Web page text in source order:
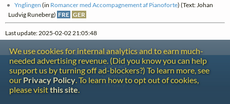
Ynglingen (in Romancer med Accompagnement af Pianoforte) (Text: Johan
Ludvig Runeberg) FRE GER
Last update: 2025-02-02 21:05:48
We use cookies for internal analytics and to earn much-
needed advertising revenue. (Did you know you can help
support us by turning off ad-blockers?) To learn more, see
our Privacy Policy. To learn how to opt out of cookies,
please visitthis site.
Contact
Copyright
Privacy